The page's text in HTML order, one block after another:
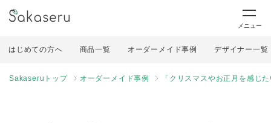
メニュー
はじめての方へ 商品一覧 オーダーメイド事例 デザイナー一覧
Sakaseruトップ オーダーメイド事例 「クリスマスやお正月を感じ